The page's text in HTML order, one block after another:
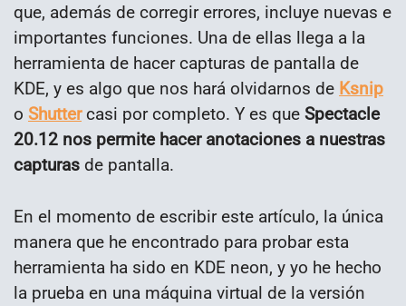
que, además de corregir errores, incluye nuevas e
importantes funciones. Una de ellas llega a la
herramienta de hacer capturas de pantalla de
KDE, y es algo que nos hará olvidarnos de Ksnip
o Shuttercasi por completo. Y es que Spectacle
20.12 nos permite hacer anotaciones a nuestras
capturas de pantalla.
En el momento de escribir este artículo, la única
manera que he encontrado para probar esta
herramienta ha sido en KDE neon, y yo he hecho
la prueba en una máquina virtual de la versión